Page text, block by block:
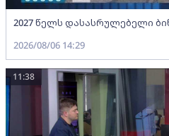
2027 წელს დასასრულებელი
2026/08/06 14:29
11:38